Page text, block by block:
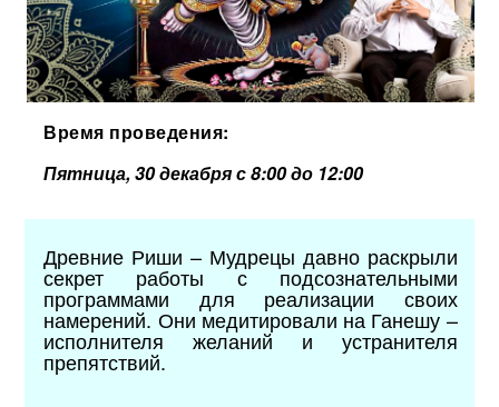
Время проведения:
Пятница, 30 декабря с 8:00 до 12:00
Древние Риши – Мудрецы давно раскрыли
секрет работы с подсознательными
программами для реализации своих
намерений. Они медитировали на Ганешу –
исполнителя желаний и устранителя
препятствий.